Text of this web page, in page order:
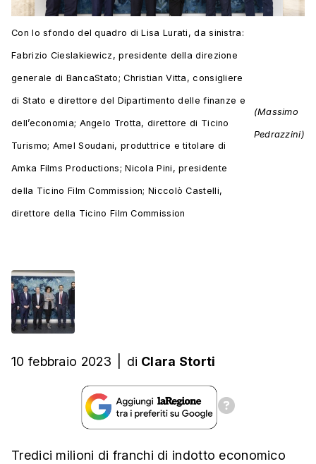
Con lo sfondo del quadro di Lisa Lurati, da sinistra:
Fabrizio Cieslakiewicz, presidente della direzione
generale di BancaStato; Christian Vitta, consigliere
di Stato e direttore del Dipartimento delle finanze e
dell’economia; Angelo Trotta, direttore di Ticino
Turismo; Amel Soudani, produttrice e titolare di
Amka Films Productions; Nicola Pini, presidente
della Ticino Film Commission; Niccolò Castelli,
direttore della Ticino Film Commission
(Massimo
Pedrazzini)
10 febbraio 2023 di Clara Storti
Tredici milioni di franchi di indotto economico